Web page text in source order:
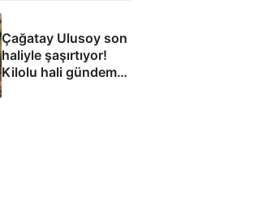
Çağatay Ulusoy son
haliyle şaşırtıyor!
Kilolu hali gündem
oldu